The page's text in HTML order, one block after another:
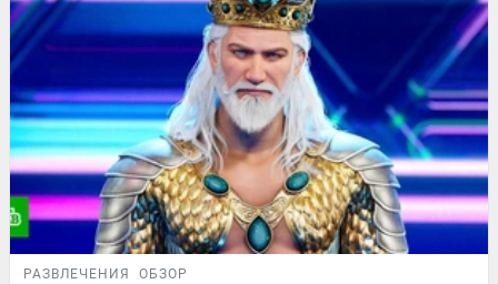
РАЗВЛЕЧЕНИЯ ОБЗОР